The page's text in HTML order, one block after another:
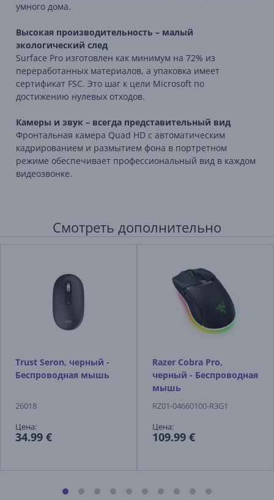
умного дома.
Высокая производительность – малый
экологический след
Surface Pro изготовлен как минимум на 72% из
переработанных материалов, а упаковка имеет
сертификат FSC. Это шаг к цели Microsoft по
достижению нулевых отходов.
Камеры и звук – всегда представительный вид
Фронтальная камера Quad HD с автоматическим
кадрированием и размытием фона в портретном
режиме обеспечивает профессиональный вид в каждом
видеозвонке.
Смотреть дополнительно
Trust Seron, черный -
Беспроводная мышь
26018
Цена:
34.99 €
Razer Cobra Pro,
черный - Беспроводная
мышь
RZ01-04660100-R3G1
Цена:
109.99 €